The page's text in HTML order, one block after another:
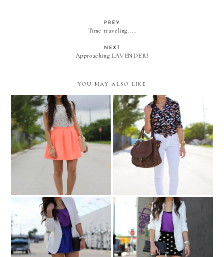
PREV
Time traveling....
NEXT
Approaching LAVENDER!
YOU MAY ALSO LIKE
A coral pop! White horse!
Back to color-blocking
Polka Dots and
Moonbeams!